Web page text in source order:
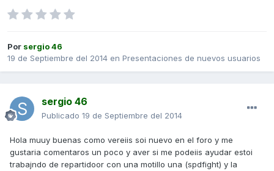
Por sergio 46
19 de Septiembre del 2014 en Presentaciones de nuevos usuarios
sergio 46
Publicado 19 de Septiembre del 2014
Hola muuy buenas como vereiis soi nuevo en el foro y me
gustaria comentaros un poco y aver si me podeiis ayudar estoi
trabajndo de repartidoor con una motillo una (spdfight) y la